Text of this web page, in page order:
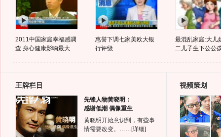
2011中国家庭幸福感调
查 身心健康影响最大
惠誉下调七家美欧大银
行评级
最混乱家庭:大儿
二儿子生下公公
王牌栏目
先锋人物黄晓明：
感谢低潮 偶像重生
黄晓明开始意识到，有些事
情需要改变。…… [详细]
视频策划